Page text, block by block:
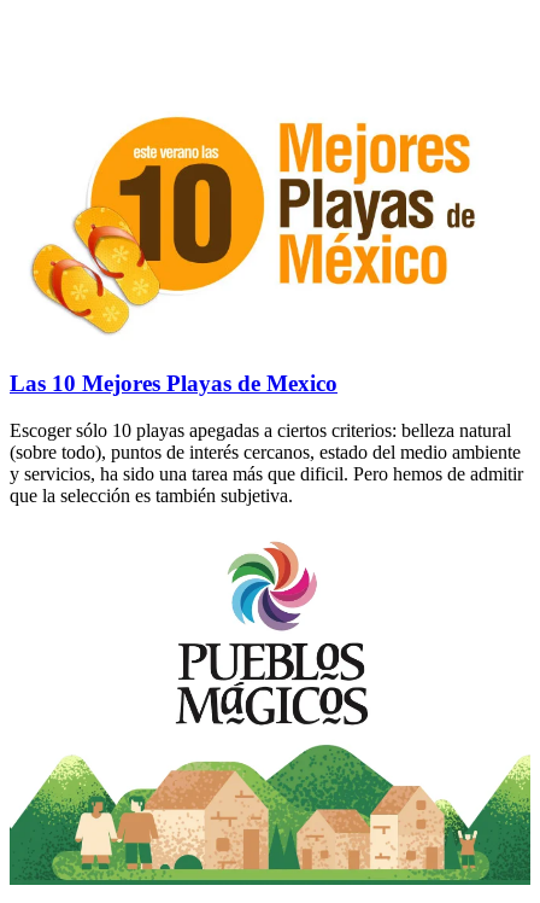
Las 10 Mejores Playas de Mexico
Escoger sólo 10 playas apegadas a ciertos criterios: belleza natural
(sobre todo), puntos de interés cercanos, estado del medio ambiente
y servicios, ha sido una tarea más que dificil. Pero hemos de admitir
que la selección es también subjetiva.